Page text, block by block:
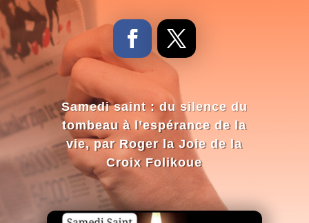
Samedi saint : du silence du
tombeau à l’espérance de la
vie, par Roger la Joie de la
Croix Folikoue